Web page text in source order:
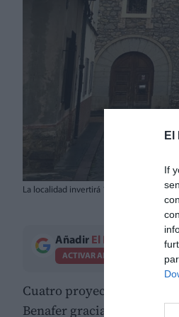
El
If
La localidad invertirá 186.000 euros en
Añadir El Periodico de
ACTIVAR AHORA
Cuatro proyectos
Benafer gracias a una